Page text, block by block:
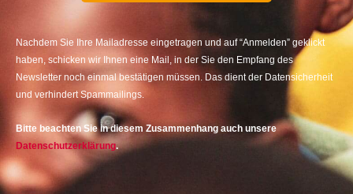
Nachdem Sie Ihre Mailadresse eingetragen und auf “Anmelden” geklickt
haben, schicken wir Ihnen eine Mail, in der Sie den Empfang des
Newsletter noch einmal bestätigen müssen. Das dient der Datensicherheit
und verhindert Spammailings.
Bitte beachten Sie in diesem Zusammenhang auch unsere
Datenschutzerklärung.